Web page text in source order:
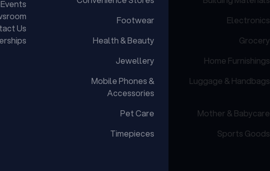
Electronics
Footwear
Grocery
Health & Beauty
Home Furnishings
Jewellery
Luggage & Handbags
Mobile Phones &
Accessories
Mother & Babycare
Pet Care
Sports Goods
Timepieces
Events
Us